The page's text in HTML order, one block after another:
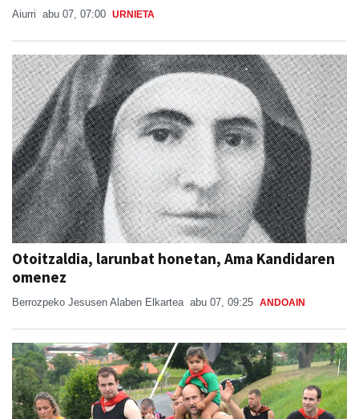
Aiurri abu 07, 07:00 URNIETA
Otoitzaldia, larunbat honetan, Ama Kandidaren
omenez
Berrozpeko Jesusen Alaben Elkartea abu 07, 09:25 ANDOAIN